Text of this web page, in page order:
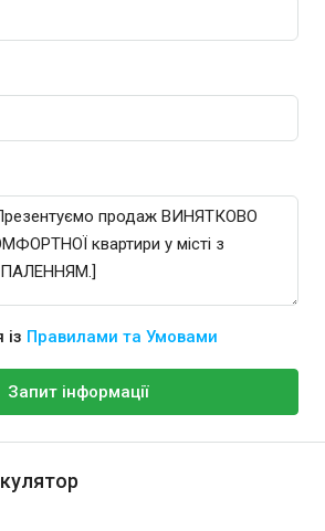
Правилами та Умовами
Запит інформації